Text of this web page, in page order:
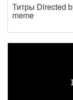
Титры Directed
meme